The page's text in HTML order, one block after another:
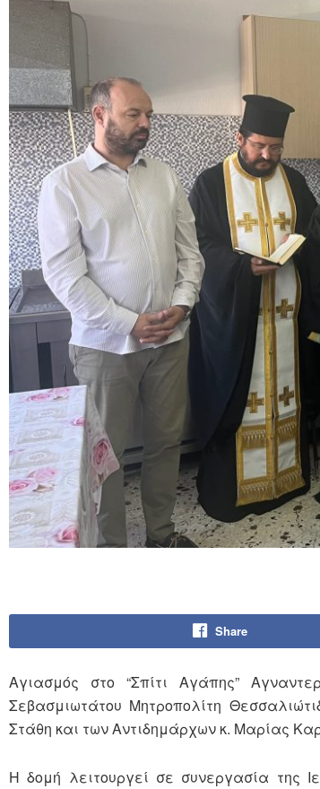
Share
Αγιασμός στο “Σπίτι Αγάπης”
Σεβασμιωτάτου Μητροπολίτη
Στάθη και των Αντιδημάρχων κ. Μαρίας
Η δομή λειτουργεί σε συνεργασία της